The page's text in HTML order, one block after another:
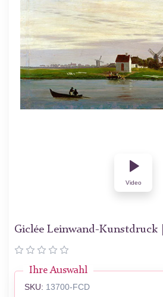
Video
Giclée Leinwand-Kunstdruck |
Ihre Auswahl
SKU: 13700-FCD